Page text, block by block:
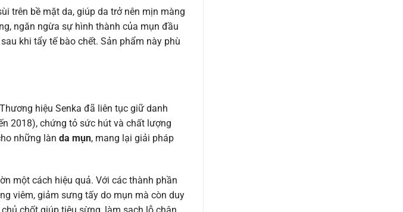
trên bề mặt da, giúp da trở nên mịn màng
ngăn ngừa sự hình thành của mụn đầu
khi tẩy tế bào chết. Sản phẩm này phù
hiệu Senka đã liên tục giữ danh
2018), chứng tỏ sức hút và chất lượng
những làn da mụn, mang lại giải pháp
một cách hiệu quả. Với các thành phần
viêm, giảm sưng tấy do mụn mà còn duy